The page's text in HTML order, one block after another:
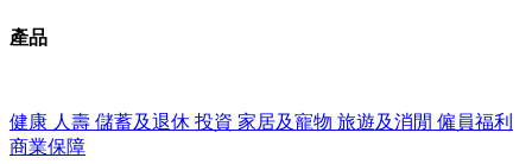
產品
健康 人壽 儲蓄及退休 投資 家居及寵物 旅遊及消閒 僱員福利
商業保障